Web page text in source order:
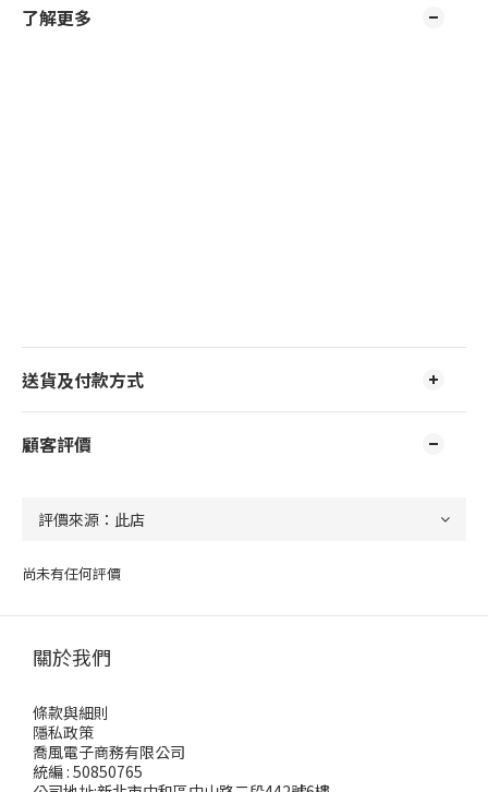
了解更多
送貨及付款方式
顧客評價
尚未有任何評價
關於我們
條款與細則
隱私政策
喬風電子商務有限公司
統編 : 50850765